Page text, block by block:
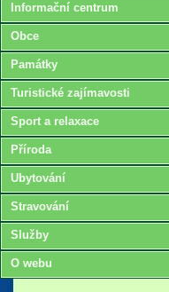
Informační centrum
Obce
Památky
Turistické zajímavosti
Sport a relaxace
Příroda
Ubytování
Stravování
Služby
O webu